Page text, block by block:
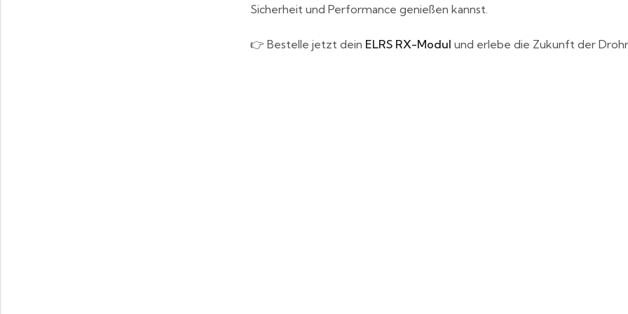
Sicherheit und Performance genießen kannst.
👉 Bestelle jetzt dein ELRS RX-Modul und erlebe die Zukunft der